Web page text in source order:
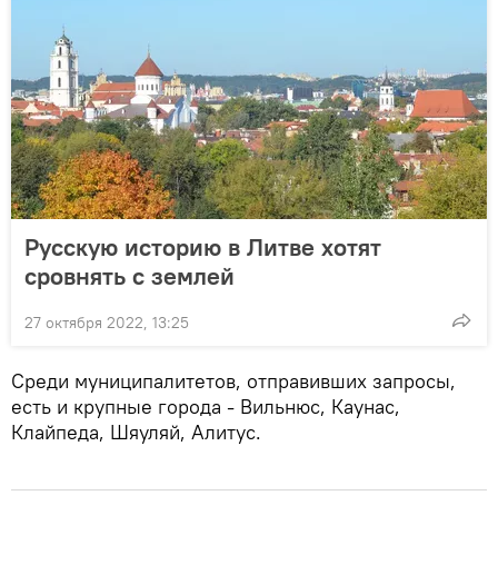
Русскую историю в Литве хотят
сровнять с землей
27 октября 2022, 13:25
Среди муниципалитетов, отправивших запросы,
есть и крупные города - Вильнюс, Каунас,
Клайпеда, Шяуляй, Алитус.